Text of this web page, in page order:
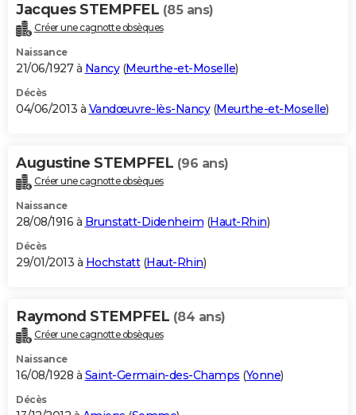
Jacques STEMPFEL (85 ans)
Créer une cagnotte obsèques
Naissance
21/06/1927 à Nancy(Meurthe-et-Moselle)
Décès
04/06/2013 à Vandœuvre-lès-Nancy(Meurthe-et-Moselle)
Augustine STEMPFEL (96 ans)
Créer une cagnotte obsèques
Naissance
28/08/1916 à Brunstatt-Didenheim (Haut-Rhin)
Décès
29/01/2013 à Hochstatt(Haut-Rhin)
Raymond STEMPFEL (84 ans)
Créer une cagnotte obsèques
Naissance
16/08/1928 à Saint-Germain-des-Champs (Yonne)
Décès